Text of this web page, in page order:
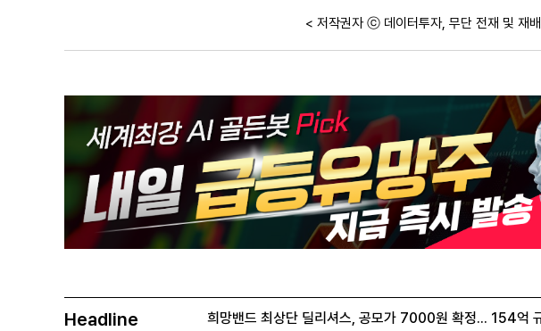
< 저작권자 ⓒ 데이터투자, 무단 전재 및 재
Headline 희망밴드 최상단 딜리셔스, 공모가 7000원 확정... 154억